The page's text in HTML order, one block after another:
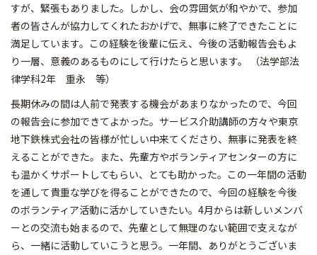
すが、緊張もありました。しかし、会の雰囲気が和やかで、参加
者の皆さんが協力してくれたおかげで、無事に終了できたことに
満足しています。この経験を後輩に伝え、今後の活動報告会もよ
り一層、意義のあるものにして行けたらと思います。 （法学部法
律学科2年 重永 等）
長期休みの間は人前で発表する機会があまりなかったので、今回
の報告会に参加できてよかった。サービス介助講師の方々や東京
地下鉄株式会社の皆様が忙しい中来てくださり、無事に発表を終
えることができた。また、先輩方やボランティアセンターの方に
も温かくサポートしてもらい、とても助かった。この一年間の活動
を通して貴重な学びを得ることができたので、今回の経験を今後
のボランティア活動に活かしていきたい。4月からは新しいメンバ
ーとの交流も始まるので、先輩として無理のない範囲で支えなが
ら、一緒に活動していこうと思う。一年間、ありがとうございま